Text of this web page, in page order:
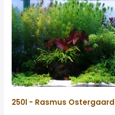
250l - Rasmus